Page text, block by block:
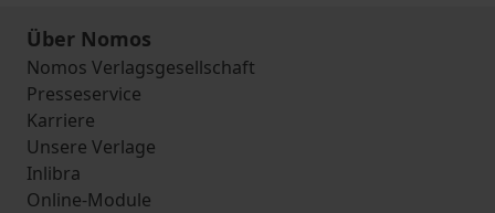
Über Nomos
Nomos Verlagsgesellschaft
Presseservice
Karriere
Unsere Verlage
Inlibra
Online-Module